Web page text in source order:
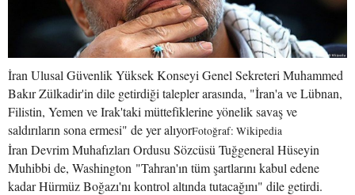
İran Ulusal Güvenlik Yüksek Konseyi Genel Sekreteri Muhammed
Bakır Zülkadir'in dile getirdiği talepler arasında, "İran'a ve Lübnan,
Filistin, Yemen ve Irak'taki müttefiklerine yönelik savaş ve
saldırıların sona ermesi" de yer alıyorFotoğraf: Wikipedia
İran Devrim Muhafızları Ordusu Sözcüsü Tuğgeneral Hüseyin
Muhibbi de, Washington "Tahran'ın tüm şartlarını kabul edene
kadar Hürmüz Boğazı'nı kontrol altında tutacağını" dile getirdi.